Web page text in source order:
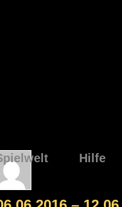
Hilfe